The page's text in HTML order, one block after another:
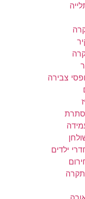
צבירה
ילדים
תקרה